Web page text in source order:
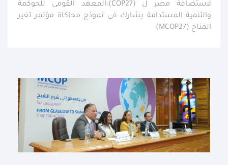
لاستضافة مصر ل (COP27):المعهد القومى للحوكمة
والتنمية المستدامة يشارك فى نموذج محاكاة مؤتمر تغير
المناخ (MCOP27)